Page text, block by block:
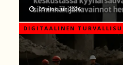
05 elokuun 2026
DIGITAALINEN